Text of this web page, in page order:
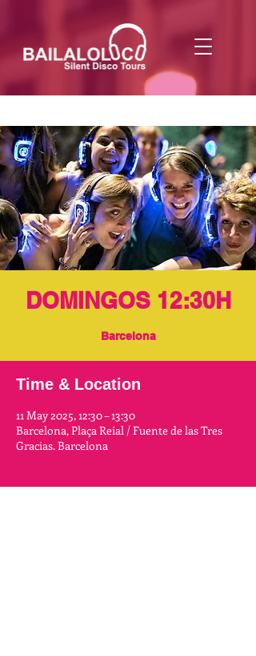
DOMINGOS 12:30H
Barcelona
Time & Location
11 May 2025, 12:30 – 13:30
Barcelona, Plaça Reial / Fuente de las Tres
Gracias. Barcelona